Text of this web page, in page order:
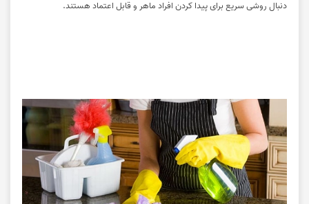
دنبال روشی سریع برای پیدا کردن افراد ماهر و قابل اعتماد هستند.